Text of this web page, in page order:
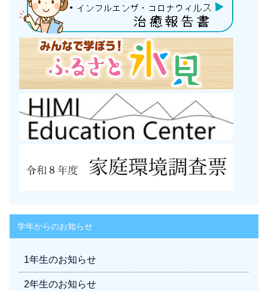
学年からのお知らせ
1年生のお知らせ
2年生のお知らせ